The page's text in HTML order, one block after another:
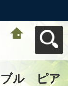
ブル ピア